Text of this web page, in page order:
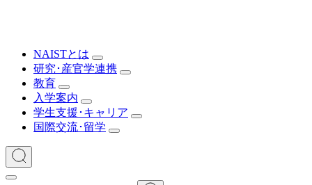
NAISTとは
研究･産官学連携
教育
入学案内
学生支援･キャリア
国際交流･留学